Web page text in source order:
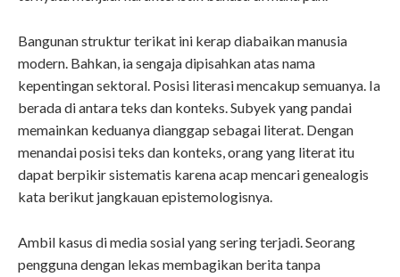
Bangunan struktur terikat ini kerap diabaikan manusia
modern. Bahkan, ia sengaja dipisahkan atas nama
kepentingan sektoral. Posisi literasi mencakup semuanya. Ia
berada di antara teks dan konteks. Subyek yang pandai
memainkan keduanya dianggap sebagai literat. Dengan
menandai posisi teks dan konteks, orang yang literat itu
dapat berpikir sistematis karena acap mencari genealogis
kata berikut jangkauan epistemologisnya.
Ambil kasus di media sosial yang sering terjadi. Seorang
pengguna dengan lekas membagikan berita tanpa